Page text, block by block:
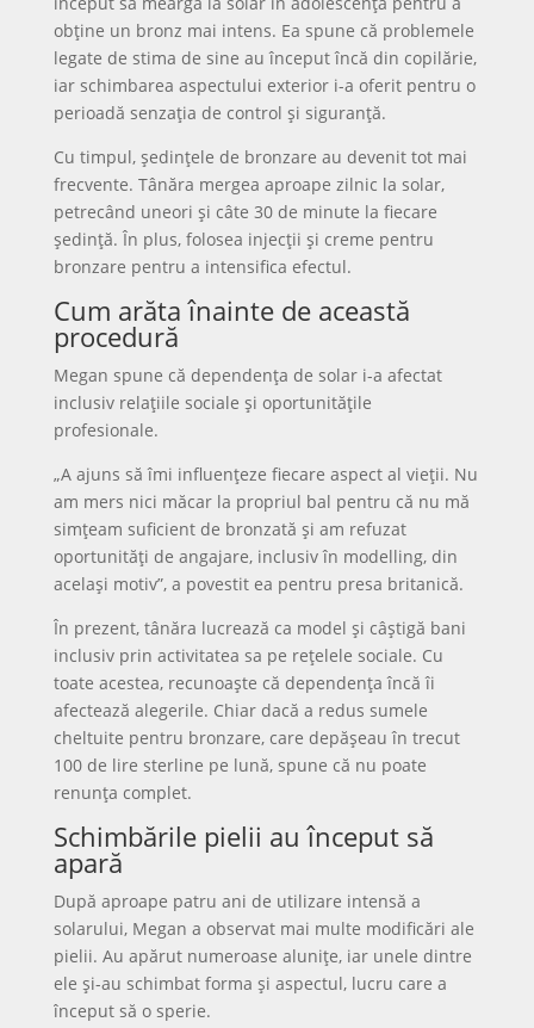
obține un bronz mai intens. Ea spune că problemele
legate de stima de sine au început încă din copilărie,
iar schimbarea aspectului exterior i-a oferit pentru o
perioadă senzația de control și siguranță.
Cu timpul, ședințele de bronzare au devenit tot mai
frecvente. Tânăra mergea aproape zilnic la solar,
petrecând uneori și câte 30 de minute la fiecare
ședință. În plus, folosea injecții și creme pentru
bronzare pentru a intensifica efectul.
Cum arăta înainte de această
procedură
Megan spune că dependența de solar i-a afectat
inclusiv relațiile sociale și oportunitățile
profesionale.
„A ajuns să îmi influențeze fiecare aspect al vieții. Nu
am mers nici măcar la propriul bal pentru că nu mă
simțeam suficient de bronzată și am refuzat
oportunități de angajare, inclusiv în modelling, din
același motiv”, a povestit ea pentru presa britanică.
În prezent, tânăra lucrează ca model și câștigă bani
inclusiv prin activitatea sa pe rețelele sociale. Cu
toate acestea, recunoaște că dependența încă îi
afectează alegerile. Chiar dacă a redus sumele
cheltuite pentru bronzare, care depășeau în trecut
100 de lire sterline pe lună, spune că nu poate
renunța complet.
Schimbările pielii au început să
apară
După aproape patru ani de utilizare intensă a
solarului, Megan a observat mai multe modificări ale
pielii. Au apărut numeroase alunițe, iar unele dintre
ele și-au schimbat forma și aspectul, lucru care a
început să o sperie.